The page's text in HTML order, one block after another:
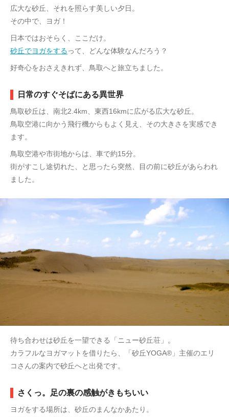
広大な砂丘、それを照らす美しい夕日。
その中で、ヨガ！
日本ではおそらく、ここだけ。
砂丘でヨガをするって、どんな体験なんだろう？
好奇心をおさえきれず、鳥取へと旅立ちました。
日常のすぐそばにある異世界
鳥取砂丘は、南北2.4km、東西16kmに広がる広大な砂丘。
鳥取空港に向かう飛行機からもよく見え、その大きさを実感でき
ます。
鳥取空港や市街地からは、車で約15分。
街がすこし途切れた、と思ったら突然、目の前に砂丘があらわれ
ました。
待ち合わせは砂丘を一望できる「ニュー砂丘荘」。
カラフルなヨガマットを借りたら、「砂丘YOGA®」主催のエリ
コさんの案内で砂丘へと出発です。
さくっ。足の裏の感触がきもちいい
ヨガをする場所は、砂丘のまんなかあたり。